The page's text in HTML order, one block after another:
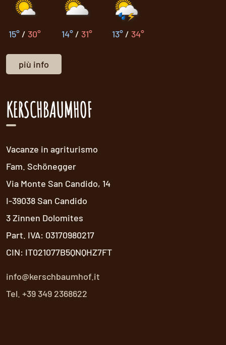
15°/ 30° 14°/ 31° 13°/ 34°
più info
KERSCHBAUMHOF
Vacanze in agriturismo
Fam. Schönegger
Via Monte San Candido, 14
I-39038 San Candido
3 Zinnen Dolomites
Part. IVA: 03170980217
CIN: IT021077B5QNQHZ7FT
info@kerschbaumhof.it
Tel. +39 349 2368622